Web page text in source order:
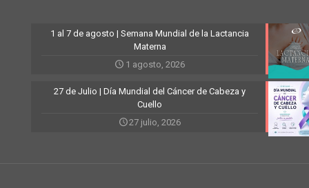
1 al 7 de agosto | Semana Mundial de la Lactancia
Materna
1 agosto, 2026
27 de Julio | Día Mundial del Cáncer de Cabeza y
Cuello
27 julio, 2026